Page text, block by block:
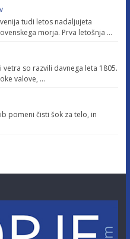
tudi letos nadaljujeta
morja. Prva letošnja …
so razvili davnega leta 1805.
valove, …
pomeni čisti šok za telo, in